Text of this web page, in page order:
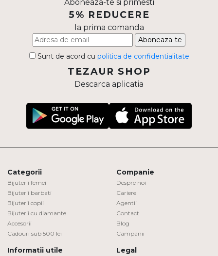
Aboneaza-te si primesti
5% REDUCERE
la prima comanda
Aboneaza-te
Sunt de acord cu politica de confidentialitate
TEZAUR SHOP
Descarca aplicatia
Categorii
Bijuterii femei
Bijuterii barbati
Bijuterii copii
Bijuterii cu diamante
Accesorii
Cadouri sub 500 lei
Companie
Despre noi
Cariere
Agentii
Contact
Blog
Campanii
Informatii utile Legal